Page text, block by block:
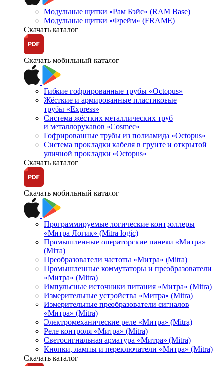
Модульные щитки «Рам Бэйс» (RAM Base)
Модульные щитки «Фрейм» (FRAME)
Скачать каталог
Скачать мобильный каталог
Гибкие гофрированные трубы «Octopus»
Жёсткие и армированные пластиковые
трубы «Express»
Система жёстких металлических труб
и металлорукавов «Cosmec»
Гофрированные трубы из полиамида «Octopus»
Система прокладки кабеля в грунте и открытой
уличной прокладки «Octopus»
Скачать каталог
Скачать мобильный каталог
Программируемые логические контроллеры
«Митра Логик» (Mitra logic)
Промышленные операторские панели «Митра»
(Mitra)
Преобразователи частоты «Митра» (Mitra)
Промышленные коммутаторы и преобразователи
«Митра» (Mitra)
Импульсные источники питания «Митра» (Mitra)
Измерительные устройства «Митра» (Mitra)
Измерительные преобразователи сигналов
«Митра» (Mitra)
Электромеханические реле «Митра» (Mitra)
Реле контроля «Митра» (Mitra)
Светосигнальная арматура «Митра» (Mitra)
Кнопки, лампы и переключатели «Митра» (Mitra)
Скачать каталог